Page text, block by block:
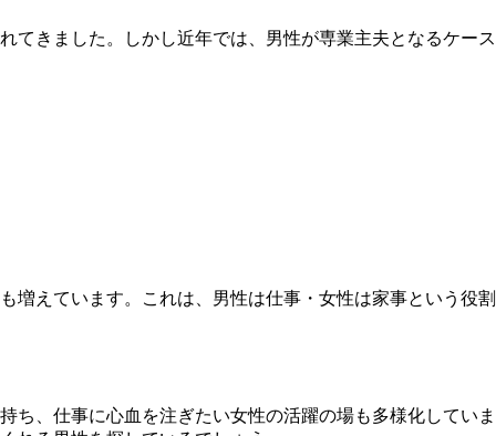
てきました。しかし近年では、男性が専業主夫となるケース
増えています。これは、 男性は仕事・女性は家事という役割
ち、仕事に心血を注ぎたい女性の活躍の場も多様化していま